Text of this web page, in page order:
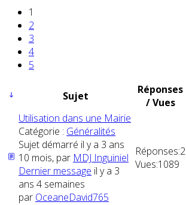
1
2
3
4
5
Sujet
Réponses
/ Vues
Utilisation dans une Mairie
Catégorie : Généralités
Sujet démarré il y a 3 ans
10 mois, par MDJ Inguiniel
Dernier message il y a 3
ans 4 semaines
par OceaneDavid765
Réponses:2
Vues:1089